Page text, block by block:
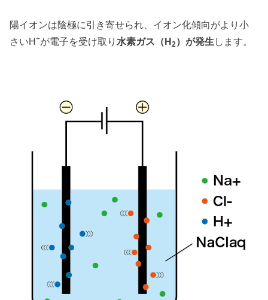
陽イオンは陰極に引き寄せられ、イオン化傾向がより小
さいH+が電子を受け取り 水素ガス（H2）が発生 します。